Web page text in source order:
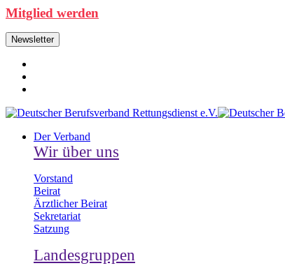
Mitglied werden
Newsletter
Der Verband
Wir über uns
Vorstand
Beirat
Ärztlicher Beirat
Sekretariat
Satzung
Landesgruppen